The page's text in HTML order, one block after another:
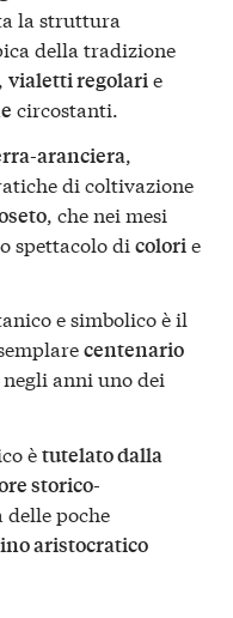
la struttura
della tradizione
, vialetti regolarie
circostanti.
aranciera,
di coltivazione
, che nei mesi
spettacolo di colorie
e simbolico è il
centenario
anni uno dei
ètutelato dalla
storico-
delle poche
aristocratico